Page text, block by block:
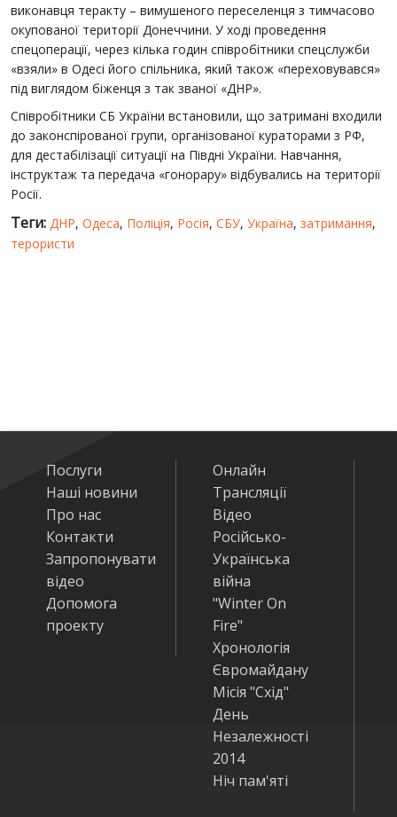
виконавця теракту – вимушеного переселенця з тимчасово
окупованої території Донеччини. У ході проведення
спецоперації, через кілька годин співробітники спецслужби
«взяли» в Одесі його спільника, який також «переховувався»
під виглядом біженця з так званої «ДНР».
Співробітники СБ України встановили, що затримані входили
до законспірованої групи, організованої кураторами з РФ,
для дестабілізації ситуації на Півдні України. Навчання,
інструктаж та передача «гонорару» відбувались на території
Росії.
Теги: ДНР, Одеса, Поліція, Росія, СБУ, Україна, затримання,
терористи
Послуги
Наші новини
Про нас
Контакти
Запропонувати
відео
Допомога
проекту
Онлайн
Трансляції
Відео
Російсько-
Українська
війна
"Winter On
Fire"
Хронологія
Євромайдану
Місія "Схід"
День
Незалежності
2014
Ніч пам'яті